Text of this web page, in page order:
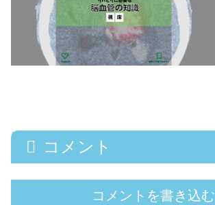
コメント
コメントを書き込む